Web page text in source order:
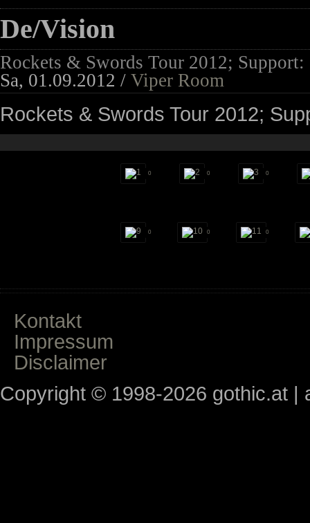
De/Vision
Rockets & Swords Tour 2012;
Sa, 01.09.2012 / Viper Room
Rockets & Swords Tour 2012;
0 0 0
0 0 0
Kontakt
Impressum
Disclaimer
Copyright © 1998-2026 gothic.at |